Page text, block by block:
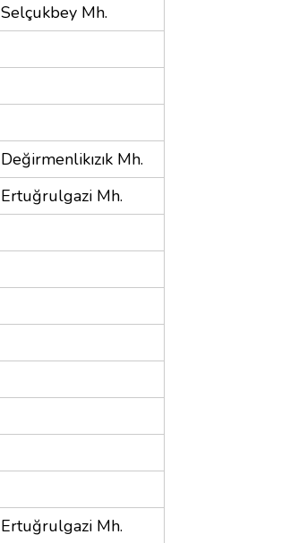
Selçukbey Mh.
Değirmenlikızık Mh.
Ertuğrulgazi Mh.
Ertuğrulgazi Mh.